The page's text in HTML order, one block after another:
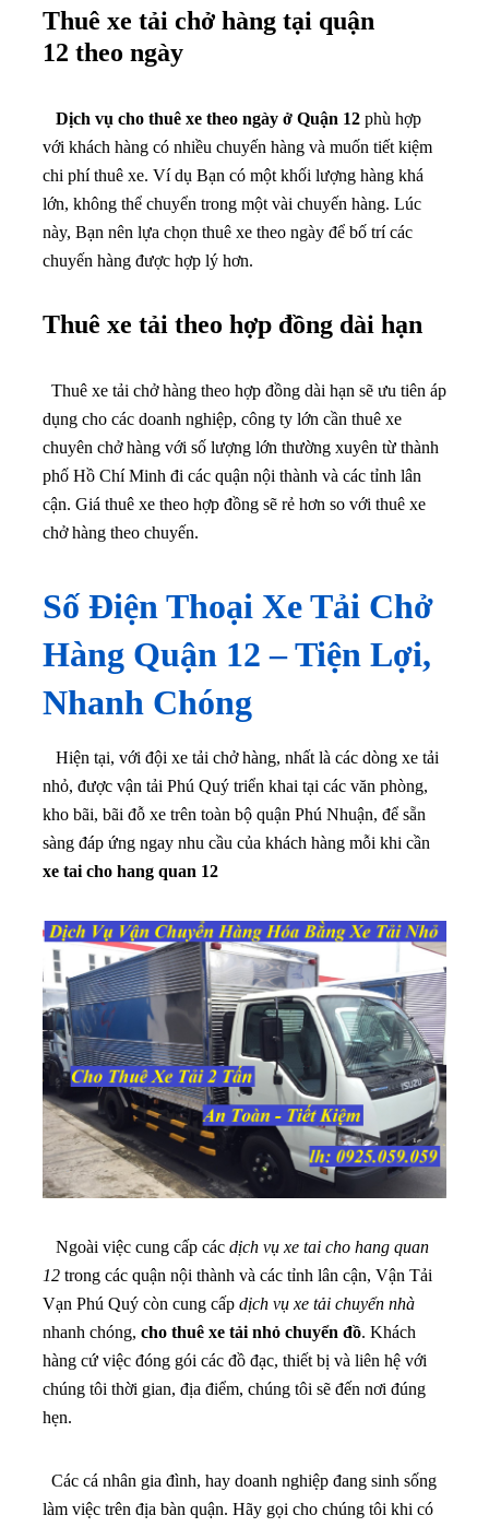
Thuê xe tải chở hàng tại quận
12 theo ngày
Dịch vụ cho thuê xe theo ngày ở Quận 12 phù hợp
với khách hàng có nhiều chuyến hàng và muốn tiết kiệm
chi phí thuê xe. Ví dụ Bạn có một khối lượng hàng khá
lớn, không thể chuyển trong một vài chuyến hàng. Lúc
này, Bạn nên lựa chọn thuê xe theo ngày để bố trí các
chuyến hàng được hợp lý hơn.
Thuê xe tải theo hợp đồng dài hạn
Thuê xe tải chở hàng theo hợp đồng dài hạn sẽ ưu tiên áp
dụng cho các doanh nghiệp, công ty lớn cần thuê xe
chuyên chở hàng với số lượng lớn thường xuyên từ thành
phố Hồ Chí Minh đi các quận nội thành và các tỉnh lân
cận. Giá thuê xe theo hợp đồng sẽ rẻ hơn so với thuê xe
chở hàng theo chuyến.
Số Điện Thoại Xe Tải Chở
Hàng Quận 12 – Tiện Lợi,
Nhanh Chóng
Hiện tại, với đội xe tải chở hàng, nhất là các dòng xe tải
nhỏ, được vận tải Phú Quý triển khai tại các văn phòng,
kho bãi, bãi đỗ xe trên toàn bộ quận Phú Nhuận, để sẵn
sàng đáp ứng ngay nhu cầu của khách hàng mỗi khi cần
xe tai cho hang quan 12
Ngoài việc cung cấp các dịch vụ xe tai cho hang quan
12 trong các quận nội thành và các tỉnh lân cận, Vận Tải
Vạn Phú Quý còn cung cấp dịch vụ xe tải chuyển nhà
nhanh chóng, cho thuê xe tải nhỏ chuyển đồ. Khách
hàng cứ việc đóng gói các đồ đạc, thiết bị và liên hệ với
chúng tôi thời gian, địa điểm, chúng tôi sẽ đến nơi đúng
hẹn.
Các cá nhân gia đình, hay doanh nghiệp đang sinh sống
làm việc trên địa bàn quận. Hãy gọi cho chúng tôi khi có